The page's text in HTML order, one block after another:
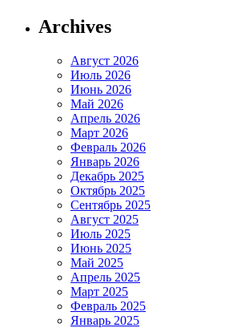
Archives
Август 2026
Июль 2026
Июнь 2026
Май 2026
Апрель 2026
Март 2026
Февраль 2026
Январь 2026
Декабрь 2025
Октябрь 2025
Сентябрь 2025
Август 2025
Июль 2025
Июнь 2025
Май 2025
Апрель 2025
Март 2025
Февраль 2025
Январь 2025